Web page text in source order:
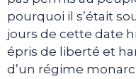
pourquoi il s’était
jours de cette date
épris de liberté et
d’un régime